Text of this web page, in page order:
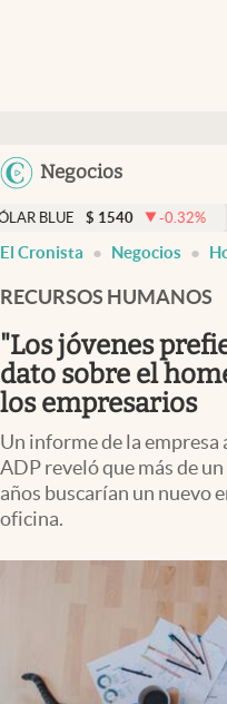
Negocios
Members
Economía y Política
Finanzas y Mercados
Mercados Online
Negocios
Columnistas
Apertura
Eventos Corporativos
1540 -0.32 % DÓLAR
El Cronista Negocios
RECURSOS HUMANOS
"Los jóvenes
dato sobre el
los empresarios
Un informe de la empresa
ADP reveló que más de
años buscarían un nuevo
oficina.